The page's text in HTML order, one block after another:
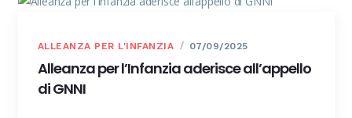
ALLEANZA PER L'INFANZIA 07/09/2025
Alleanza per l’Infanzia aderisce all’appello
di GNNI